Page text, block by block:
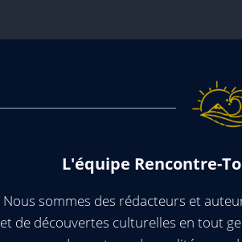
L'équipe Rencontre-
Nous sommes des rédacteurs et
et de découvertes culturelles en tout